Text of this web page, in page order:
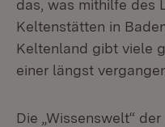
das, was mithilfe des
Keltenstätten in
Keltenland gibt viele
einer längst
Die „Wissenswelt“